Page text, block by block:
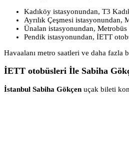
Kadıköy istasyonundan, T3
Ayrılık Çeşmesi istasyonundan,
Ünalan istasyonundan, Metrobüs
Pendik istasyonundan, İETT
Havaalanı metro saatleri ve daha fazla
İETT otobüsleri İle Sabiha
İstanbul Sabiha Gökçen uçak bileti